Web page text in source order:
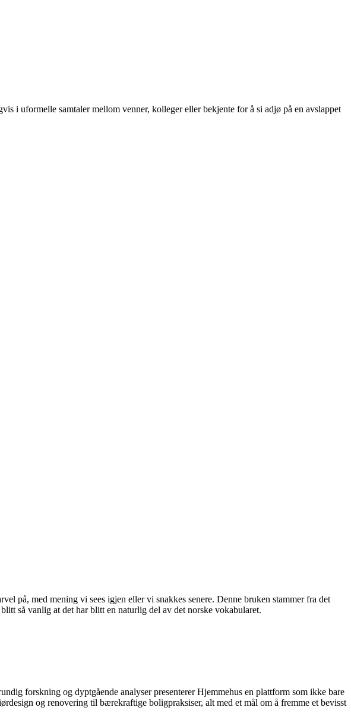
i uformelle samtaler mellom venner, kolleger eller bekjente for å si adjø på en avslappet
på, med mening vi sees igjen eller vi snakkes senere. Denne bruken stammer fra det
så vanlig at det har blitt en naturlig del av det norske vokabularet.
forskning og dyptgående analyser presenterer Hjemmehus en plattform som ikke bare
og renovering til bærekraftige boligpraksiser, alt med et mål om å fremme et bevisst